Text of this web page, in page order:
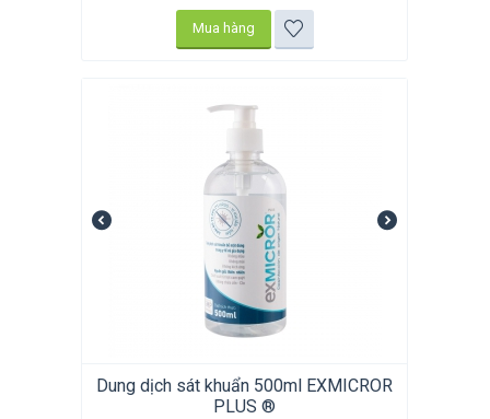
Mua hàng
Dung dịch sát khuẩn 500ml EXMICROR
PLUS ®